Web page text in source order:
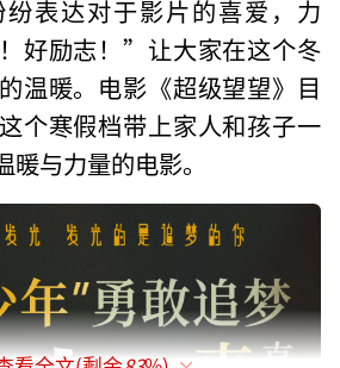
表达对于影片的喜爱，力
好励志！”让大家在这个冬
温暖。电影《超级望望》目
个寒假档带上家人和孩子一
与力量的电影。